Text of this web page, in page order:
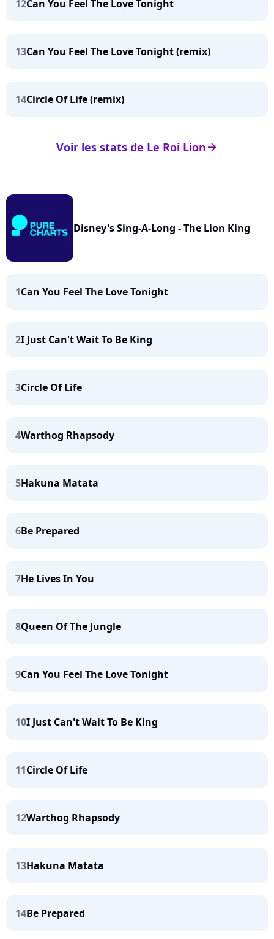
12Can You Feel The Love Tonight
13Can You Feel The Love Tonight (remix)
14Circle Of Life (remix)
arrow_right
Voir les stats de Le Roi Lion
Disney's Sing-A-Long - The Lion King
1Can You Feel The Love Tonight
2I Just Can't Wait To Be King
3Circle Of Life
4Warthog Rhapsody
5Hakuna Matata
6Be Prepared
7He Lives In You
8Queen Of The Jungle
9Can You Feel The Love Tonight
10I Just Can't Wait To Be King
11Circle Of Life
12Warthog Rhapsody
13Hakuna Matata
14Be Prepared